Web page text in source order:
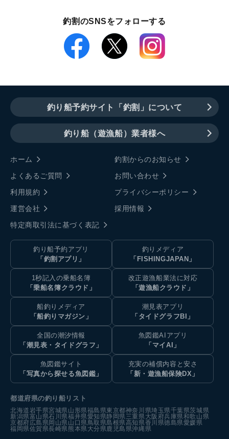
釣割のSNSをフォローする
釣り船予約サイト「釣割」について
釣り船（遊漁船）業者様へ
ホーム
釣割からのお知らせ
よくあるご質問
お問い合わせ
利用規約
プライバシーポリシー
運営会社
採用情報
特定商取引法に基づく表記
釣り船予約アプリ
「釣割アプリ」
釣りメディア
「FISHINGJAPAN」
1秒記入の乗船名簿
「乗船名簿クラウド」
改正遊漁船業法に対応
「遊漁船クラウド」
船釣りメディア
「船釣りマガジン」
潮見表アプリ
「タイドグラフBI」
全国の潮汐情報
「潮見表・タイドグラフ」
魚図鑑AIアプリ
「マイAI」
魚図鑑サイト
「写真から探せる魚図鑑」
充実の補償内容と安さ
「新・遊漁船保険DX」
都道府県の釣り船リスト
北海道岩手県宮城県山形県福島県東京都神奈川県埼玉県千葉県茨城県
新潟県富山県石川県福井県愛知県静岡県三重県大阪府兵庫県和歌山県
京都府広島県岡山県山口県鳥取県島根県高知県香川県徳島県愛媛県
福岡県佐賀県長崎県熊本県大分県鹿児島県沖縄県